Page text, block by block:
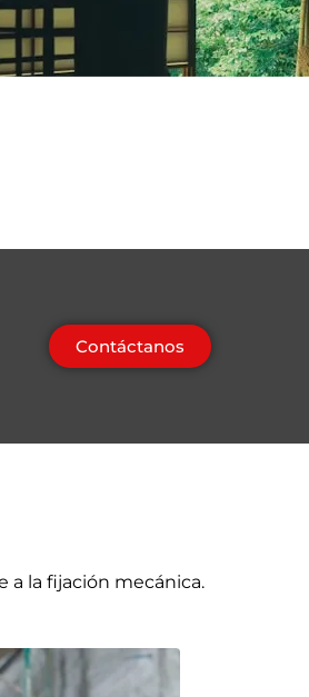
Contáctanos
la fijación mecánica.